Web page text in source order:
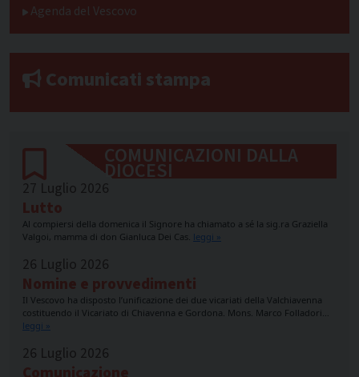
Agenda del Vescovo
Comunicati stampa
COMUNICAZIONI DALLA
DIOCESI
27 Luglio 2026
Lutto
Al compiersi della domenica il Signore ha chiamato a sé la sig.ra Graziella
Valgoi, mamma di don Gianluca Dei Cas. leggi »
26 Luglio 2026
Nomine e provvedimenti
Il Vescovo ha disposto l’unificazione dei due vicariati della Valchiavenna
costituendo il Vicariato di Chiavenna e Gordona. Mons. Marco Folladori…
leggi »
26 Luglio 2026